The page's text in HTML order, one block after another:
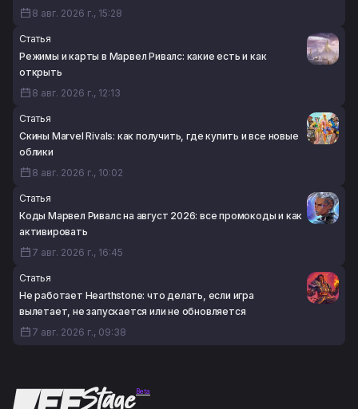
8 авг. 2026 г., 15:28
Статья
Режимы и карты в Марвел Ривалс: какие есть и как
открыть
8 авг. 2026 г., 12:13
Статья
Скины Marvel Rivals: как получить, где купить и все новые
облики
8 авг. 2026 г., 10:02
Статья
Коды Марвел Ривалс на август 2026: все промокоды и как
активировать
7 авг. 2026 г., 16:45
Статья
Не работает Hearthstone: что делать, если игра
вылетает, не запускается или не обновляется
7 авг. 2026 г., 09:38
Beta